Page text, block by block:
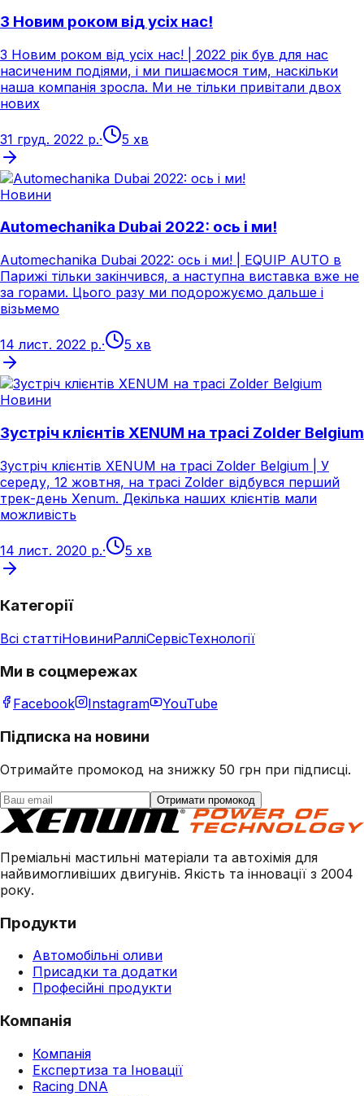
З Новим роком від усіх нас!
З Новим роком від усіх нас! | 2022 рік був для нас
насиченим подіями, і ми пишаємося тим, наскільки
наша компанія зросла. Ми не тільки привітали двох
нових
31 груд. 2022 р.· 5 хв
Новини
Automechanika Dubai 2022: ось і ми!
Automechanika Dubai 2022: ось і ми! | EQUIP AUTO в
Парижі тільки закінчився, а наступна виставка вже не
за горами. Цього разу ми подорожуємо дальше і
візьмемо
14 лист. 2022 р.· 5 хв
Новини
Зустріч клієнтів XENUM на трасі Zolder Belgium
Зустріч клієнтів XENUM на трасі Zolder Belgium | У
середу, 12 жовтня, на трасі Zolder відбувся перший
трек-день Xenum. Декілька наших клієнтів мали
можливість
14 лист. 2020 р.· 5 хв
Категорії
Всі статтіНовиниРалліСервісТехнології
Ми в соцмережах
Facebook Instagram YouTube
Підписка на новини
Отримайте промокод на знижку 50 грн при підписці.
Отримати промокод
Преміальні мастильні матеріали та автохімія для
найвимогливіших двигунів. Якість та інновації з 2004
року.
Продукти
Автомобільні оливи
Присадки та додатки
Професійні продукти
Компанія
Компанія
Експертиза та Іновації
Racing DNA